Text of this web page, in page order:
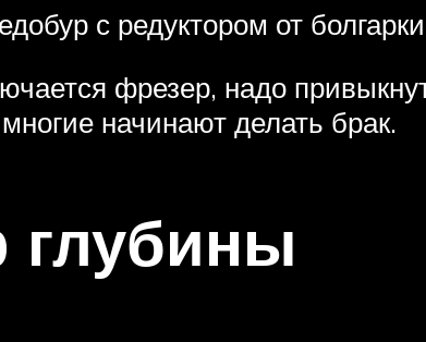
с редуктором от болгарки
фрезер, надо
начинают делать брак.